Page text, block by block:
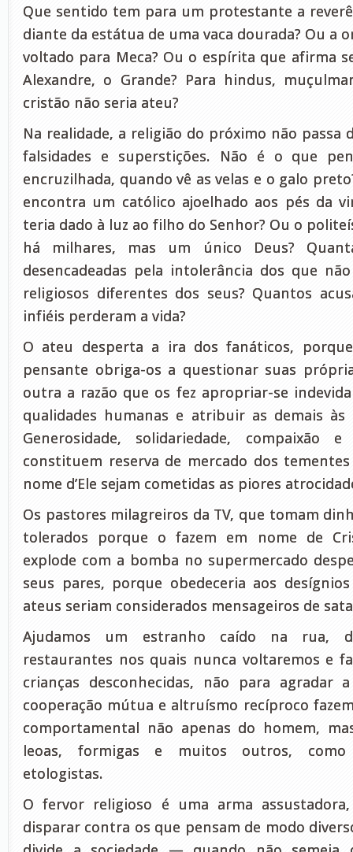
Que sentido tem para um protestante a
diante da estátua de uma vaca dourada? Ou a
voltado para Meca? Ou o espírita que afirma
Alexandre, o Grande? Para hindus,
cristão não seria ateu?
Na realidade, a religião do próximo não passa
falsidades e superstições. Não é o que
encruzilhada, quando vê as velas e o galo
encontra um católico ajoelhado aos pés da
teria dado à luz ao filho do Senhor? Ou o
há milhares, mas um único Deus?
desencadeadas pela intolerância dos que
religiosos diferentes dos seus? Quantos
infiéis perderam a vida?
O ateu desperta a ira dos fanáticos,
pensante obriga-os a questionar suas
outra a razão que os fez apropriar-se
qualidades humanas e atribuir as demais
Generosidade, solidariedade, compaixão
constituem reserva de mercado dos
nome d’Ele sejam cometidas as piores
Os pastores milagreiros da TV, que tomam
tolerados porque o fazem em nome de
explode com a bomba no supermercado
seus pares, porque obedeceria aos
ateus seriam considerados mensageiros de
Ajudamos um estranho caído na rua,
restaurantes nos quais nunca voltaremos e
crianças desconhecidas, não para agradar
cooperação mútua e altruísmo recíproco
comportamental não apenas do homem,
leoas, formigas e muitos outros, como
etologistas.
O fervor religioso é uma arma
disparar contra os que pensam de modo